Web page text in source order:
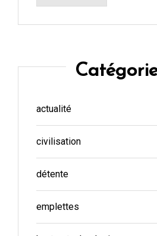
actualité
civilisation
détente
emplettes